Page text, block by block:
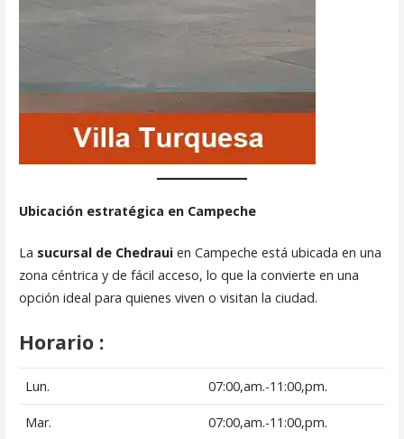
Ubicación estratégica en Campeche
La sucursal de Chedraui en Campeche está ubicada en una
zona céntrica y de fácil acceso, lo que la convierte en una
opción ideal para quienes viven o visitan la ciudad.
Horario :
Lun. 07:00,am.-11:00,pm.
Mar. 07:00,am.-11:00,pm.